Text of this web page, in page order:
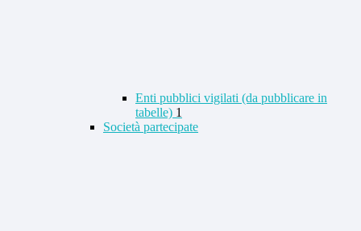
Enti pubblici vigilati (da pubblicare in
tabelle) 1
Società partecipate